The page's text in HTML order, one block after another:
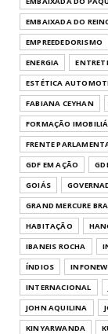
EMBAIXADA DO
EMPREEDEDORISMO
ENERGIA
ESTÉTICA
FABIANA CEYHAN
FORMAÇÃO
FRENTE
GDF EM AÇÃO
GOIÁS
GRAND MERCURE
HABITAÇÃO
IBANEIS ROCHA
ÍNDIOS
INTERNACIONAL
JOHN AQUILINA
KINYARWANDA